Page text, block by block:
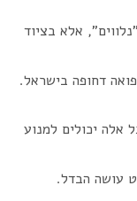
אלא בציוד
אלה יכולים למנוע
עושה הבדל.